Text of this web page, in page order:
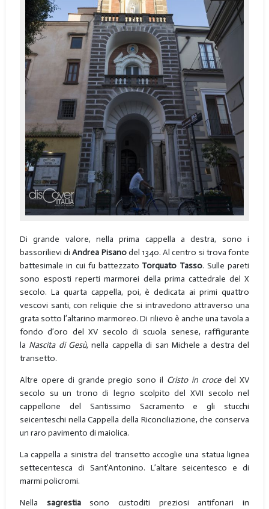
Di grande valore, nella prima cappella a destra, sono i
bassorilievi diAndrea Pisanodel 1340. Al centro si trova fonte
battesimale in cui fu battezzato Torquato Tasso. Sulle pareti
sono esposti reperti marmorei della prima cattedrale del X
secolo. La quarta cappella, poi, è dedicata ai primi quattro
vescovi santi, con reliquie che si intravedono attraverso una
grata sotto l’altarino marmoreo. Di rilievo è anche una tavola a
fondo d’oro del XV secolo di scuola senese, raffigurante
la Nascita di Gesù,nella cappella di san Michele a destra del
transetto.
Altre opere di grande pregio sono il Cristo in crocedel XV
secolo su un trono di legno scolpito del XVII secolo nel
cappellone del Santissimo Sacramento e gli stucchi
seicenteschi nella Cappella della Riconciliazione, che conserva
un raro pavimento di maiolica.
La cappella a sinistra del transetto accoglie una statua lignea
settecentesca di Sant’Antonino. L’altare seicentesco e di
marmi policromi.
Nella sagrestiasono custoditi preziosi antifonari in